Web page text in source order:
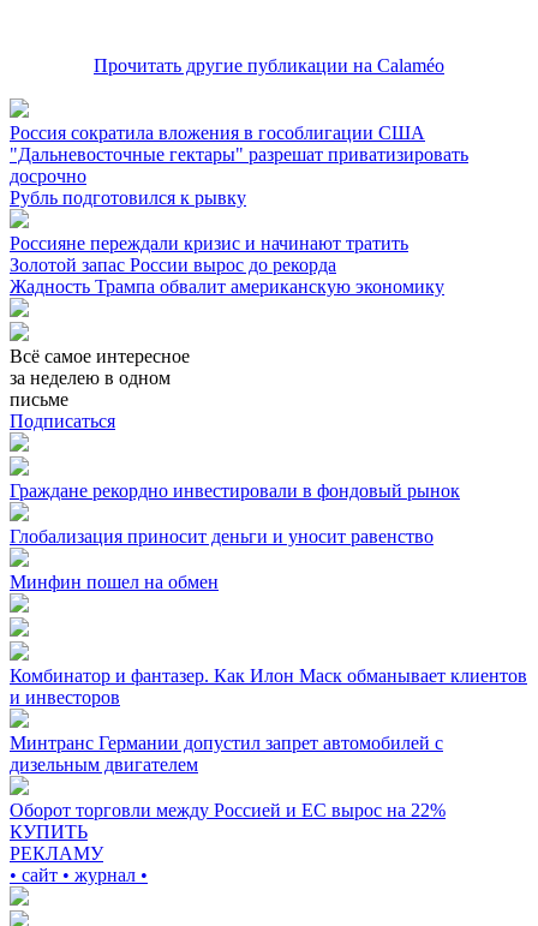
Прочитать другие публикации на Calaméo
Россия сократила вложения в гособлигации США
"Дальневосточные гектары" разрешат приватизировать
досрочно
Рубль подготовился к рывку
Россияне переждали кризис и начинают тратить
Золотой запас России вырос до рекорда
Жадность Трампа обвалит американскую экономику
Всё самое интересное
за неделею в одном
письме
Подписаться
Граждане рекордно инвестировали в фондовый рынок
Глобализация приносит деньги и уносит равенство
Минфин пошел на обмен
Комбинатор и фантазер. Как Илон Маск обманывает клиентов
и инвесторов
Минтранс Германии допустил запрет автомобилей с
дизельным двигателем
Оборот торговли между Россией и ЕС вырос на 22%
КУПИТЬ
РЕКЛАМУ
• сайт • журнал •